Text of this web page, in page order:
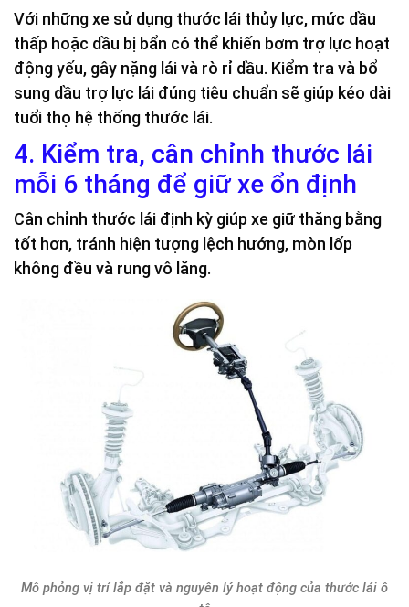
Với những xe sử dụng thước lái thủy lực, mức dầu
thấp hoặc dầu bị bẩn có thể khiến bơm trợ lực hoạt
động yếu, gây nặng lái và rò rỉ dầu. Kiểm tra và bổ
sung dầu trợ lực lái đúng tiêu chuẩn sẽ giúp kéo dài
tuổi thọ hệ thống thước lái.
4. Kiểm tra, cân chỉnh thước lái
mỗi 6 tháng để giữ xe ổn định
Cân chỉnh thước lái định kỳ giúp xe giữ thăng bằng
tốt hơn, tránh hiện tượng lệch hướng, mòn lốp
không đều và rung vô lăng.
Mô phỏng vị trí lắp đặt và nguyên lý hoạt động của thước lái ô